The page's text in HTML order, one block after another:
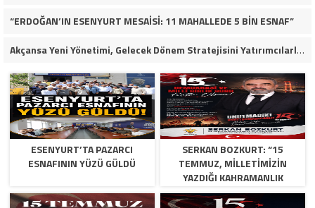
“ERDOĞAN’IN ESENYURT MESAİSİ: 11 MAHALLEDE 5 BİN ESNAF”
Akçansa Yeni Yönetimi, Gelecek Dönem Stratejisini Yatırımcılarla Paylaştı
ESENYURT’TA PAZARCI
ESNAFININ YÜZÜ GÜLDÜ
SERKAN BOZKURT: “15
TEMMUZ, MILLETIMIZIN
YAZDIĞI KAHRAMANLIK
DESTANIDIR”